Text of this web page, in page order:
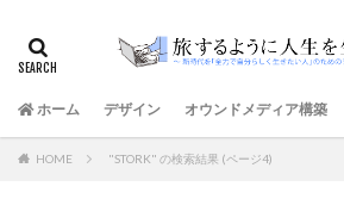
ホーム デザイン オウンドメディア構築
HOME "STORK" の検索結果 (ページ4)